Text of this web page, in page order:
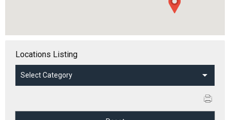
Locations Listing